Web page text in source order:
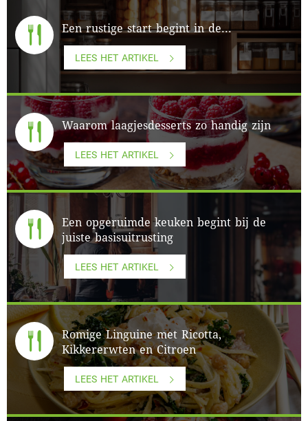
Een rustige start begint in de...
LEES HET ARTIKEL
Waarom laagjesdesserts zo handig zijn
LEES HET ARTIKEL
Een opgeruimde keuken begint bij de
juiste basisuitrusting
LEES HET ARTIKEL
Romige Linguine met Ricotta,
Kikkererwten en Citroen
LEES HET ARTIKEL